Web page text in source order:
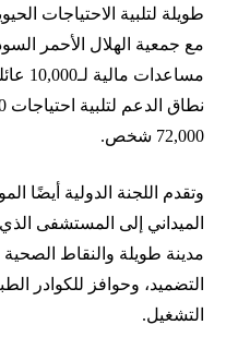
طويلة لتلبية الاحتياجات
مع جمعية الهلال الأحمر
72,000 شخص.
وتقدم اللجنة الدولية أيضًا
الميداني إلى المستشفى
مدينة طويلة والنقاط
التضميد، وحوافز للكوادر
التشغيل.